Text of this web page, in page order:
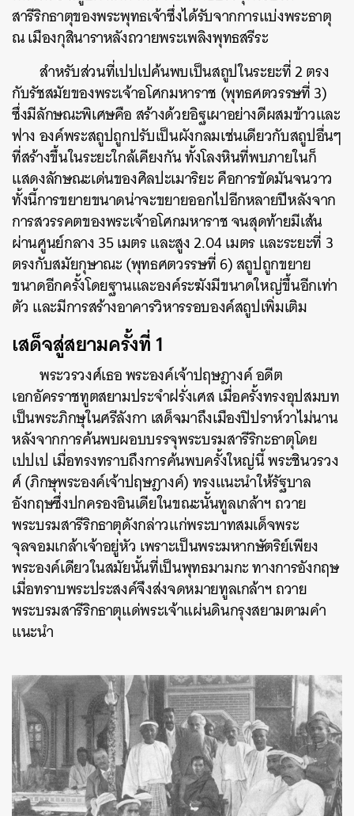
สารีริกธาตุของพระพุทธเจ้าซึ่งได้รับจากการแบ่งพระธาตุ
ณ เมืองกุสินาราหลังถวายพระเพลิงพุทธสรีระ
สำหรับส่วนที่เปปเปค้นพบเป็นสถูปในระยะที่ 2 ตรง
กับรัชสมัยของพระเจ้าอโศกมหาราช (พุทธศตวรรษที่ 3)
ซึ่งมีลักษณะพิเศษคือ สร้างด้วยอิฐเผาอย่างดีผสมข้าวและ
ฟาง องค์พระสถูปถูกปรับเป็นผังกลมเช่นเดียวกับสถูปอื่นๆ
ที่สร้างขึ้นในระยะใกล้เคียงกัน ทั้งโลงหินที่พบภายในก็
แสดงลักษณะเด่นของศิลปะเมาริยะ คือการขัดมันจนวาว
ทั้งนี้การขยายขนาดน่าจะขยายออกไปอีกหลายปีหลังจาก
การสวรรคตของพระเจ้าอโศกมหาราช จนสุดท้ายมีเส้น
ผ่านศูนย์กลาง 35 เมตร และสูง 2.04 เมตร และระยะที่ 3
ตรงกับสมัยกุษาณะ (พุทธศตวรรษที่ 6) สถูปถูกขยาย
ขนาดอีกครั้งโดยฐานและองค์ระฆังมีขนาดใหญ่ขึ้นอีกเท่า
ตัว และมีการสร้างอาคารวิหารรอบองค์สถูปเพิ่มเติม
เสด็จสู่สยามครั้งที่ 1
พระวรวงศ์เธอ พระองค์เจ้าปฤษฎางค์ อดีต
เอกอัครราชทูตสยามประจำฝรั่งเศส เมื่อครั้งทรงอุปสมบท
เป็นพระภิกษุในศรีลังกา เสด็จมาถึงเมืองปิปราห์วาไม่นาน
หลังจากการค้นพบผอบบรรจุพระบรมสารีริกะธาตุโดย
เปปเป เมื่อทรงทราบถึงการค้นพบครั้งใหญ่นี้ พระชินวรวง
ศ์ (ภิกษุพระองค์เจ้าปฤษฎางค์) ทรงแนะนำให้รัฐบาล
อังกฤษซึ่งปกครองอินเดียในขณะนั้นทูลเกล้าฯ ถวาย
พระบรมสารีริกธาตุดังกล่าวแก่พระบาทสมเด็จพระ
จุลจอมเกล้าเจ้าอยู่หัว เพราะเป็นพระมหากษัตริย์เพียง
พระองค์เดียวในสมัยนั้นที่เป็นพุทธมามกะ ทางการอังกฤษ
เมื่อทราบพระประสงค์จึงส่งจดหมายทูลเกล้าฯ ถวาย
พระบรมสารีริกธาตุแด่พระเจ้าแผ่นดินกรุงสยามตามคำ
แนะนำ